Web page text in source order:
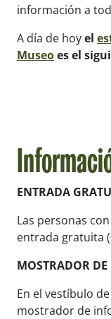
información a
A día de hoyel
Museoes el
ENTRADA
Las personas
entrada gratuita
MOSTRADOR
En el vestíbulo
mostrador de